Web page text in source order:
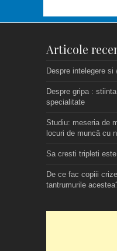
Articole
Despre intelegere
Despre gripa :
specialitate
Studiu: meseria de
locuri de muncă cu
Sa cresti tripleti
De ce fac copiii
tantrumurile